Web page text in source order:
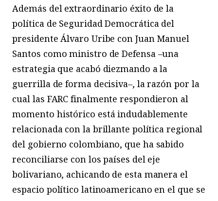
Además del extraordinario éxito de la
política de Seguridad Democrática del
presidente Álvaro Uribe con Juan Manuel
Santos como ministro de Defensa –una
estrategia que acabó diezmando a la
guerrilla de forma decisiva–, la razón por la
cual las FARC finalmente respondieron al
momento histórico está indudablemente
relacionada con la brillante política regional
del gobierno colombiano, que ha sabido
reconciliarse con los países del eje
bolivariano, achicando de esta manera el
espacio político latinoamericano en el que se